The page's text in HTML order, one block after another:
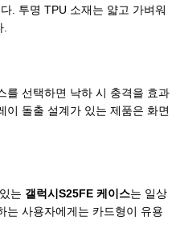
. 투명 TPU 소재는 얇고 가벼워
를 선택하면 낙하 시 충격을 효과
이 돌출 설계가 있는 제품은 화면
는 갤럭시S25FE 케이스는 일상
는 사용자에게는 카드형이 유용